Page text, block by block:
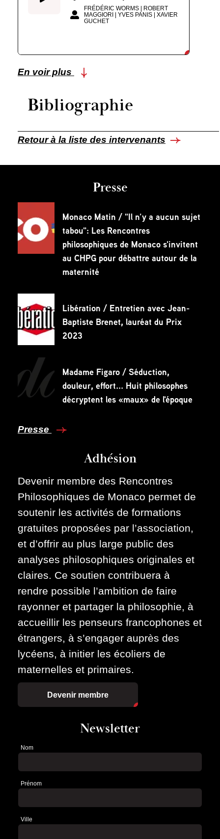
FRÉDÉRIC WORMS | ROBERT
MAGGIORI | YVES PANIS | XAVIER
GUCHET
En voir plus
Bibliographie
Retour à la liste des intervenants
Presse
Monaco Matin / "Il n’y a aucun sujet
tabou": Les Rencontres
philosophiques de Monaco s'invitent
au CHPG pour débattre autour de la
maternité
Libération / Entretien avec Jean-
Baptiste Brenet, lauréat du Prix
2023
Madame Figaro / Séduction,
douleur, effort... Huit philosophes
décryptent les «maux» de l'époque
Presse
Adhésion
Devenir membre des Rencontres
Philosophiques de Monaco permet de
soutenir les activités de formations
gratuites proposées par l’association,
et d’offrir au plus large public des
analyses philosophiques originales et
claires. Ce soutien contribuera à
rendre possible l’ambition de faire
rayonner et partager la philosophie, à
accueillir les penseurs francophones et
étrangers, à s’engager auprès des
lycéens, à initier les écoliers de
maternelles et primaires.
Devenir membre
Newsletter
Newsletter
Nom
Prénom
Ville